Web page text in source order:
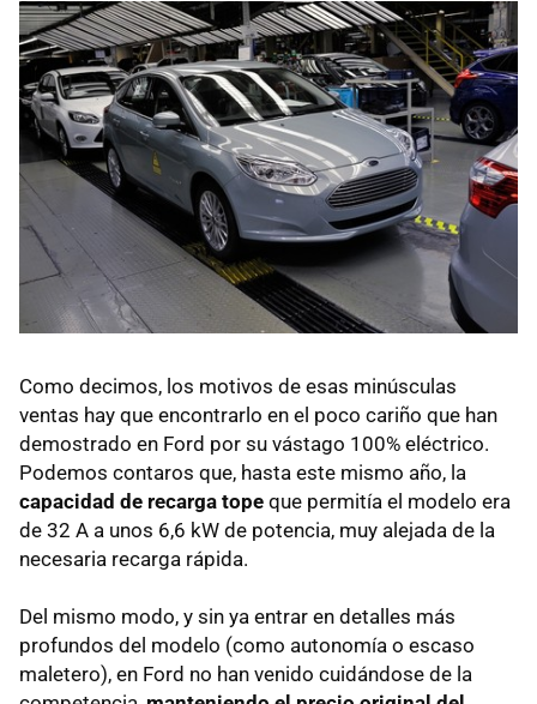
Como decimos, los motivos de esas minúsculas
ventas hay que encontrarlo en el poco cariño que han
demostrado en Ford por su vástago 100% eléctrico.
Podemos contaros que, hasta este mismo año, la
capacidad de recarga tope que permitía el modelo era
de 32 A a unos 6,6 kW de potencia, muy alejada de la
necesaria recarga rápida.
Del mismo modo, y sin ya entrar en detalles más
profundos del modelo (como autonomía o escaso
maletero), en Ford no han venido cuidándose de la